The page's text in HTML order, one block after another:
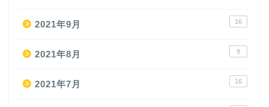
2021年9月 16
2021年8月 9
2021年7月 16